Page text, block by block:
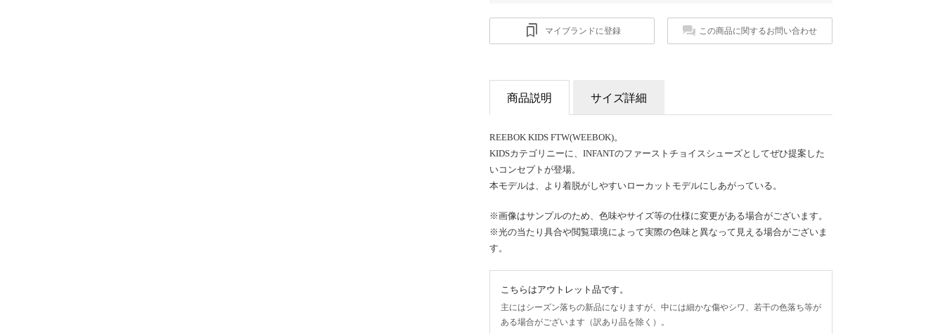
マイブランドに登録 この商品に関するお問い合わせ
商品説明 サイズ詳細
REEBOK KIDS FTW(WEEBOK)。
KIDSカテゴリニーに、INFANTのファーストチョイスシューズとしてぜひ提案した
いコンセプトが登場。
本モデルは、より着脱がしやすいローカットモデルにしあがっている。
※画像はサンプルのため、色味やサイズ等の仕様に変更がある場合がございます。
※光の当たり具合や閲覧環境によって実際の色味と異なって見える場合がございま
す。
こちらはアウトレット品です。
主にはシーズン落ちの新品になりますが、中には細かな傷やシワ、若干の色落ち等が
ある場合がございます（訳あり品を除く）。